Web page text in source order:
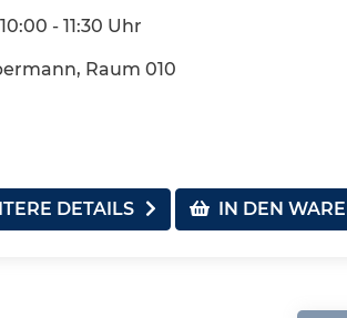
- 11:30 Uhr
Raum 010
DETAILS IN DEN